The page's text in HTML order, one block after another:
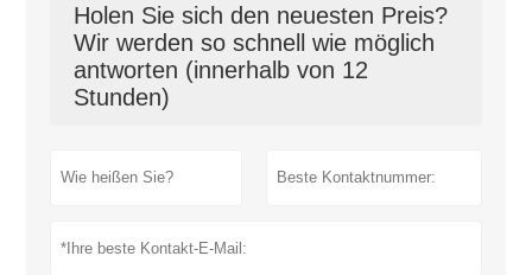
Holen Sie sich den neuesten Preis?
Wir werden so schnell wie möglich
antworten (innerhalb von 12
Stunden)